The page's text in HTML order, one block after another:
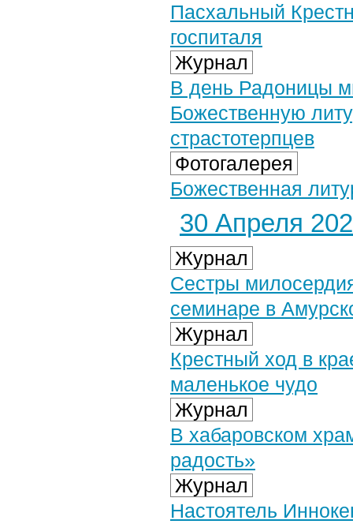
Пасхальный
госпиталя
Журнал
В день Радоницы
Божественную
страстотерпцев
Фотогалерея
Божественная
30 Апреля
Журнал
Сестры
семинаре в
Журнал
Крестный ход в
маленькое чудо
Журнал
В хабаровском
радость»
Журнал
Настоятель